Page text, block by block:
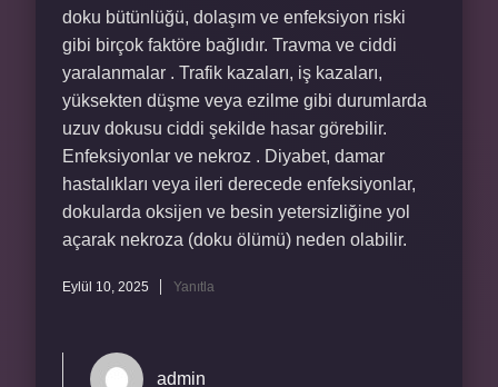
doku bütünlüğü, dolaşım ve enfeksiyon riski
gibi birçok faktöre bağlıdır. Travma ve ciddi
yaralanmalar . Trafik kazaları, iş kazaları,
yüksekten düşme veya ezilme gibi durumlarda
uzuv dokusu ciddi şekilde hasar görebilir.
Enfeksiyonlar ve nekroz . Diyabet, damar
hastalıkları veya ileri derecede enfeksiyonlar,
dokularda oksijen ve besin yetersizliğine yol
açarak nekroza (doku ölümü) neden olabilir.
Eylül 10, 2025 Yanıtla
admin